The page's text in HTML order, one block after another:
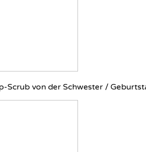
Scrub von der Schwester /